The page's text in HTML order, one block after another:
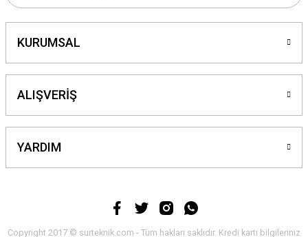
KURUMSAL
ALIŞVERİŞ
YARDIM
Copyright 2017 © surteknik.com - Tüm hakları saklıdır. Kredi kartı bilgileriniz